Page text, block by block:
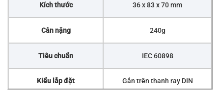
Kích thước 36 x 83 x 70 mm
Cân nặng 240g
Tiêu chuẩn IEC 60898
Kiểu lắp đặt Gắn trên thanh ray DIN